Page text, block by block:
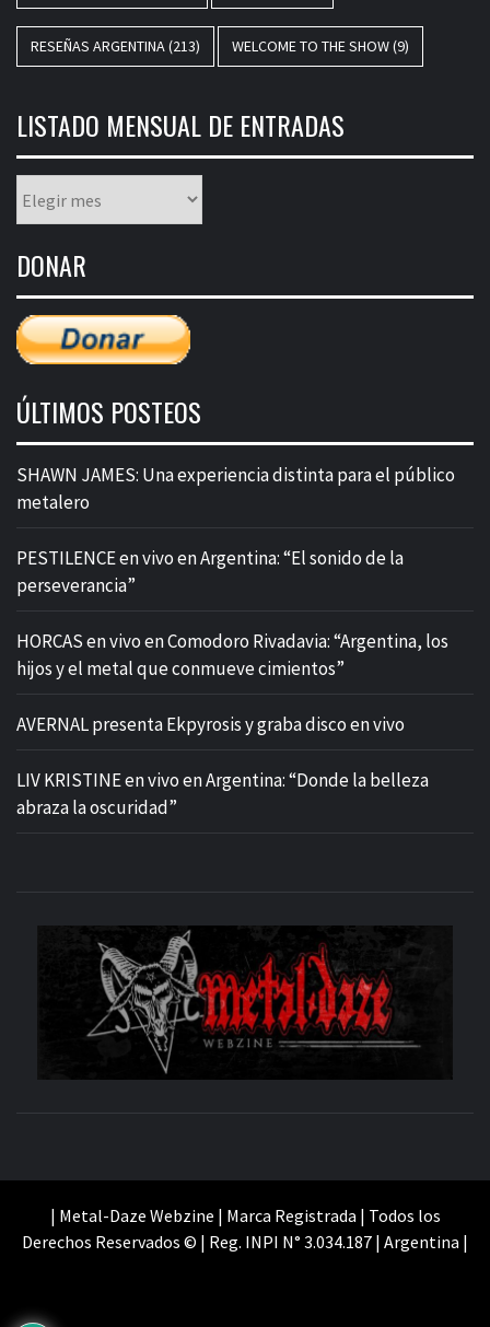
RESEÑAS ARGENTINA(213) WELCOME TO THE SHOW(9)
LISTADO MENSUAL DE ENTRADAS
mensual
entradas
DONAR
ÚLTIMOS POSTEOS
SHAWN JAMES: Una experiencia distinta para el público
metalero
PESTILENCE en vivo en Argentina: “El sonido de la
perseverancia”
HORCAS en vivo en Comodoro Rivadavia: “Argentina, los
hijos y el metal que conmueve cimientos”
AVERNAL presenta Ekpyrosis y graba disco en vivo
LIV KRISTINE en vivo en Argentina: “Donde la belleza
abraza la oscuridad”
| Metal-Daze Webzine | Marca Registrada | Todos los
Derechos Reservados © | Reg. INPI N° 3.034.187 | Argentina |